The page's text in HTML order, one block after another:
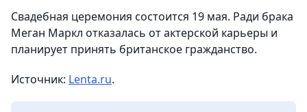
Свадебная церемония состоится 19 мая. Ради брака
Меган Маркл отказалась от актерской карьеры и
планирует принять британское гражданство.
Источник: Lenta.ru.